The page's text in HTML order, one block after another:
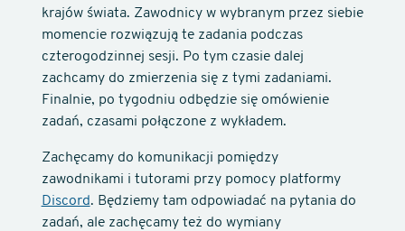
krajów świata. Zawodnicy w wybranym przez siebie
momencie rozwiązują te zadania podczas
czterogodzinnej sesji. Po tym czasie dalej
zachcamy do zmierzenia się z tymi zadaniami.
Finalnie, po tygodniu odbędzie się omówienie
zadań, czasami połączone z wykładem.
Zachęcamy do komunikacji pomiędzy
zawodnikami i tutorami przy pomocy platformy
Discord. Będziemy tam odpowiadać na pytania do
zadań, ale zachęcamy też do wymiany